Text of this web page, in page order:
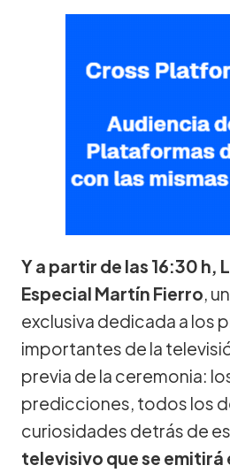
Y a partir de las 16:30 h,
Especial Martín Fierro,
exclusiva dedicada a los
importantes de la
previa de la ceremonia:
predicciones, todos los
curiosidades detrás de
televisivo que se emitirá